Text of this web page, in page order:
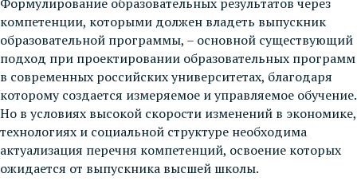
компетенции, которыми должен владеть выпускник
образовательной программы, – основной существующий
подход при проектировании образовательных программ
в современных российских университетах, благодаря
которому создается измеряемое и управляемое обучение.
Но в условиях высокой скорости изменений в экономике,
технологиях и социальной структуре необходима
актуализация перечня компетенций, освоение которых
ожидается от выпускника высшей школы.